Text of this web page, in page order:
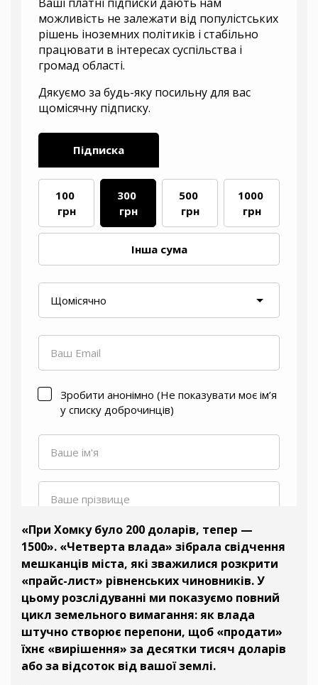
«При Хомку було 200 доларів, тепер —
1500». «Четверта влада» зібрала свідчення
мешканців міста, які зважилися розкрити
«прайс-лист» рівненських чиновників. У
цьому розслідуванні ми показуємо повний
цикл земельного вимагання: як влада
штучно створює перепони, щоб «продати»
їхнє «вирішення» за десятки тисяч доларів
або за відсоток від вашої землі.